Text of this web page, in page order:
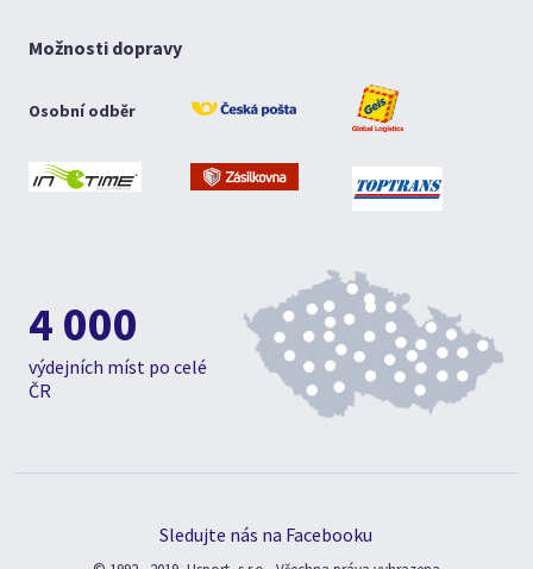
Možnosti dopravy
Osobní odběr
4 000
výdejních míst po celé
ČR
Sledujte nás na Facebooku